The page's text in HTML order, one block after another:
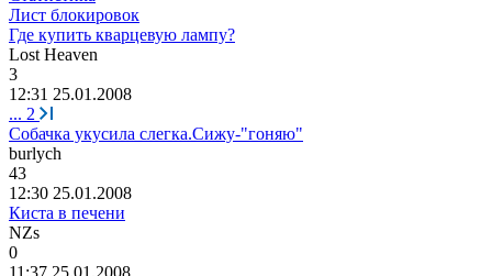
Лист блокировок
Где купить кварцевую лампу?
Lost Heaven
3
12:31 25.01.2008
... 2
Собачка укусила слегка.Сижу-"гоняю"
burlych
43
12:30 25.01.2008
Киста в печени
NZs
0
11:37 25.01.2008